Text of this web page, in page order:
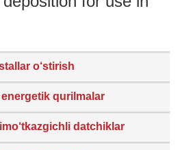
o‘stirish
qurilmalar
datchiklar